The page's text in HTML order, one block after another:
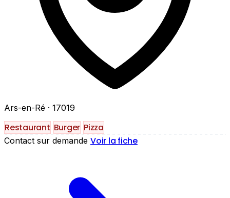
Ars-en-Ré · 17019
Restaurant Burger Pizza
Contact sur demande Voir la fiche